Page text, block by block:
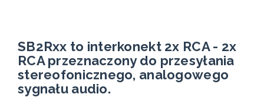
SB2Rxx to interkonekt 2x RCA - 2x
RCA przeznaczony do przesyłania
stereofonicznego, analogowego
sygnału audio.